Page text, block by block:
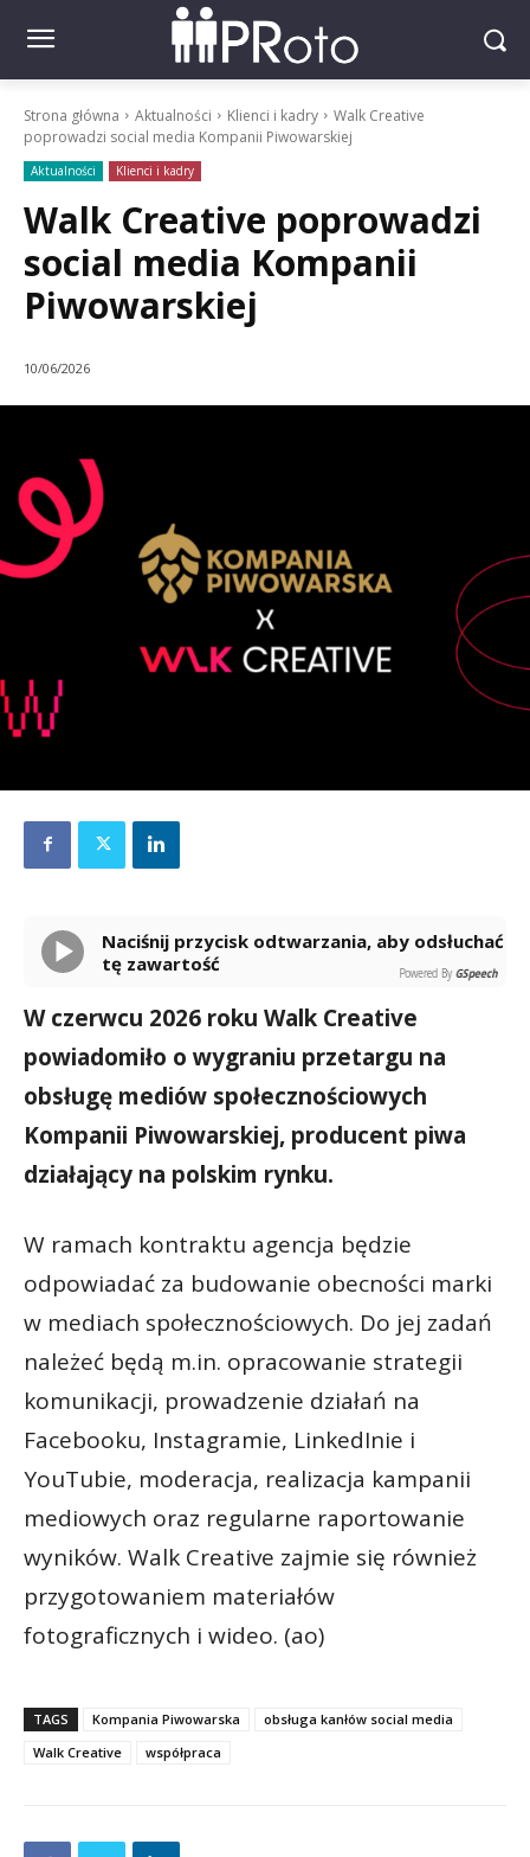
Strona główna Aktualności Klienci i kadry
Walk Creative
poprowadzi social media Kompanii Piwowarskiej
Aktualności Klienci i kadry
Walk Creative poprowadzi
social media Kompanii
Piwowarskiej
10/06/2026
Naciśnij przycisk odtwarzania, aby odsłuchać
tę zawartość
Powered By GSpeech
W czerwcu 2026 roku Walk Creative
powiadomiło o wygraniu przetargu na
obsługę mediów społecznościowych
Kompanii Piwowarskiej, producent piwa
działający na polskim rynku.
W ramach kontraktu agencja będzie
odpowiadać za budowanie obecności marki
w mediach społecznościowych. Do jej zadań
należeć będą m.in. opracowanie strategii
komunikacji, prowadzenie działań na
Facebooku, Instagramie, LinkedInie i
YouTubie, moderacja, realizacja kampanii
mediowych oraz regularne raportowanie
wyników. Walk Creative zajmie się również
przygotowaniem materiałów
fotograficznych i wideo. (ao)
TAGS Kompania Piwowarska
obsługa kanłów social media
Walk Creative
współpraca